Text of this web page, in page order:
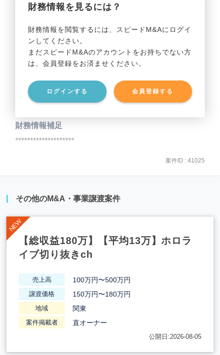
財務情報を見るには？
財務情報を閲覧するには、スピードM&Aにログイ
ンしてください。
まだスピードM&Aのアカウントをお持ちでない方
は、会員登録をお済ませください。
ログインする 会員登録する
事業利益 ********************
貸借対照表（B/S）
事業資産 ********************
事業負債 ********************
財務情報補足
********************
案件ID : 41025
その他のM&A・事業譲渡案件
【総収益180万】【平均13万】ホロラ
イブ切り抜きch
売上高 100万円〜500万円
譲渡価格 150万円〜180万円
地域 関東
案件掲載者 直オーナー
公開日:2026-08-05